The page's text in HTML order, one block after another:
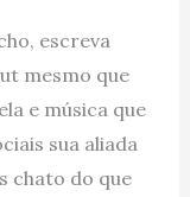
escreva
mesmo que
e música que
sua aliada
chato do que